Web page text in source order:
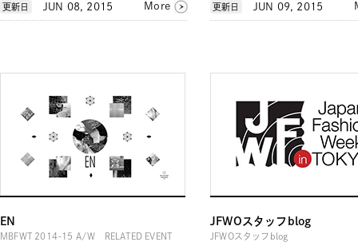
更新日 JUN 08, 2015 More 更新日 JUN 09, 2015
EN
MBFWT 2014-15 A/W RELATED EVENT
JFWOスタッフblog
JFWOスタッフblog